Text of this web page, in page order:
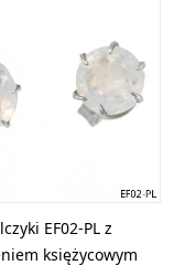
EF02-PL z
księżycowym